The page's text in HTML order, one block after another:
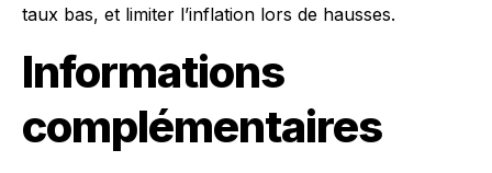
taux bas, et limiter l’inflation lors de hausses.
Informations
complémentaires